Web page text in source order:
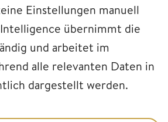
Einstellungen manuell
Intelligence übernimmt die
und arbeitet im
alle relevanten Daten in
dargestellt werden.